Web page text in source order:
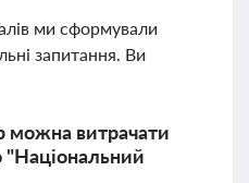
ми сформували
запитання. Ви
можна витрачати